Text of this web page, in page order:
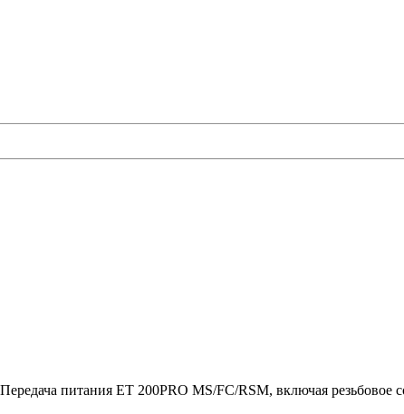
питания ET 200PRO MS/FC/RSM, включая резьбовое